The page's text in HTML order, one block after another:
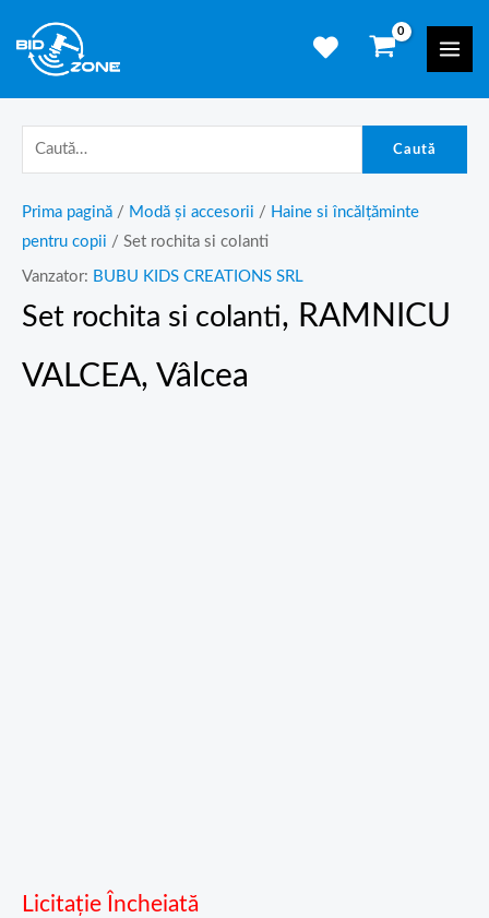
content
Caută
Prima pagină / Modă și accesorii / Haine si încălțăminte
pentru copii / Set rochita si colanti
Vanzator: BUBU KIDS CREATIONS SRL
Set rochita si colanti, RAMNICU
VALCEA, Vâlcea
Licitație Încheiată